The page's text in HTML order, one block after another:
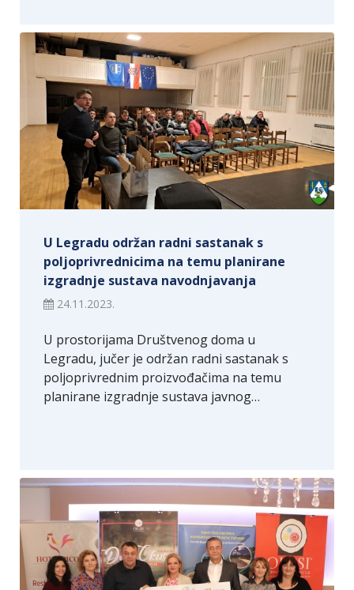
U Legradu održan radni sastanak s
poljoprivrednicima na temu planirane
izgradnje sustava navodnjavanja
24.11.2023.
U prostorijama Društvenog doma u
Legradu, jučer je održan radni sastanak s
poljoprivrednim proizvođačima na temu
planirane izgradnje sustava javnog…